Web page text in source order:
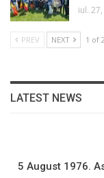
iul.
PREV NEXT 1 of
LATEST NEWS
5 August 1976.